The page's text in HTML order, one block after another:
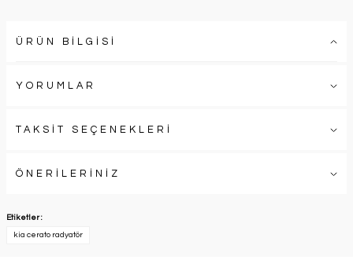
ÜRÜN BİLGİSİ
YORUMLAR
TAKSİT SEÇENEKLERİ
ÖNERİLERİNİZ
Etiketler :
kia cerato radyatör